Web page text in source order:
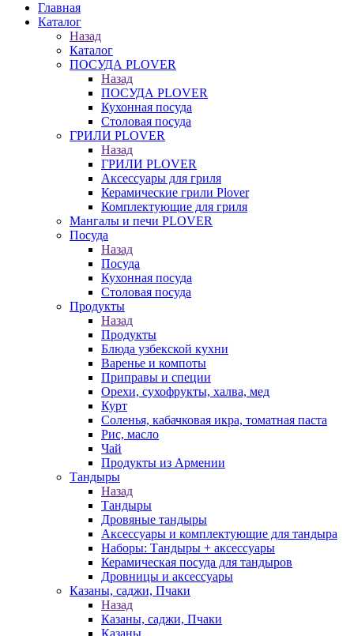
Главная
Каталог
Назад
Каталог
ПОСУДА PLOVER
Назад
ПОСУДА PLOVER
Кухонная посуда
Столовая посуда
ГРИЛИ PLOVER
Назад
ГРИЛИ PLOVER
Аксессуары для гриля
Керамические грили Plover
Комплектующие для гриля
Мангалы и печи PLOVER
Посуда
Назад
Посуда
Кухонная посуда
Столовая посуда
Продукты
Назад
Продукты
Блюда узбекской кухни
Варенье и компоты
Приправы и специи
Орехи, сухофрукты, халва, мед
Курт
Соленья, кабачковая икра, томатная паста
Рис, масло
Чай
Продукты из Армении
Тандыры
Назад
Тандыры
Дровяные тандыры
Аксессуары и комплектующие для тандыра
Наборы: Тандыры + аксессуары
Керамическая посуда для тандыров
Дровницы и аксессуары
Казаны, саджи, Пчаки
Назад
Казаны, саджи, Пчаки
Казаны